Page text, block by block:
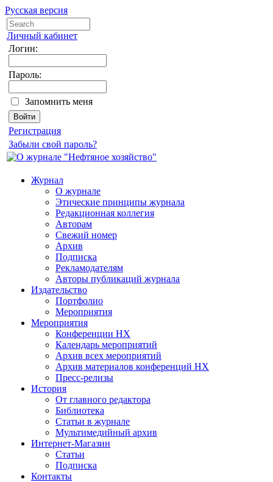
Русская версия
Личный кабинет
Логин:
Пароль:
Запомнить меня
Регистрация
Забыли свой пароль?
Журнал
О журнале
Этические принципы журнала
Редакционная коллегия
Авторам
Свежий номер
Архив
Подписка
Рекламодателям
Авторы публикаций журнала
Издательство
Портфолио
Мероприятия
Мероприятия
Конференции НХ
Календарь мероприятий
Архив всех мероприятий
Архив материалов конференций НХ
Пресс-релизы
История
От главного редактора
Библиотека
Статьи в журнале
Мультимедийный архив
Интернет-Магазин
Статьи
Подписка
Контакты